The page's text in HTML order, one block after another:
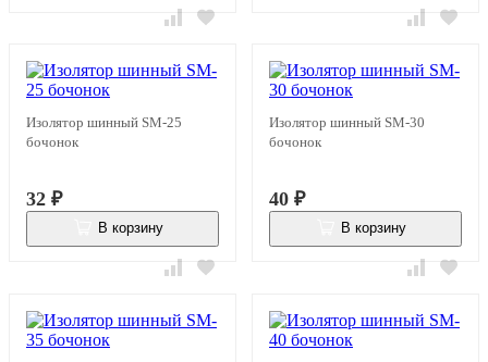
Изолятор шинный SM-25
бочонок
32 ₽
В корзину
Изолятор шинный SM-30
бочонок
40 ₽
В корзину